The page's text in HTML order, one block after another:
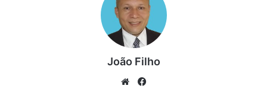
Lula acena querer
Em "PINHEIRO-MA"
Haddad confirma
articulação do PT
com Weverton no
MA para 2022
17 de novembro de 2021
Em "PINHEIRO-MA"
João Filho
We